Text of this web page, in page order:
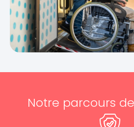
Notre parcours